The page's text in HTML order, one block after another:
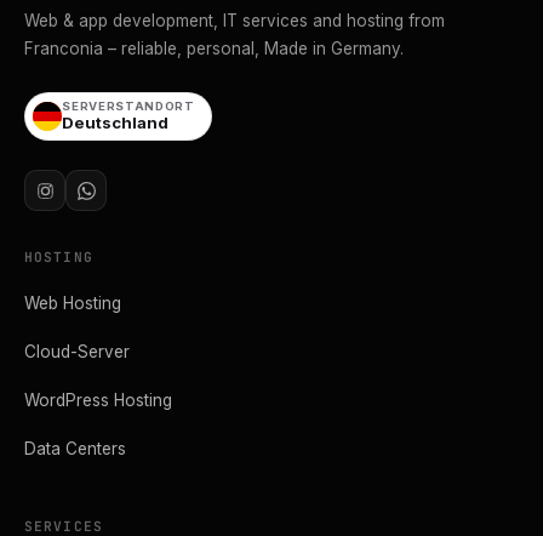
Web & app development, IT services and hosting from
Franconia – reliable, personal, Made in Germany.
SERVERSTANDORT
Deutschland
HOSTING
Web Hosting
Cloud-Server
WordPress Hosting
Data Centers
SERVICES